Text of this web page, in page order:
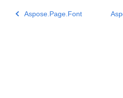
Aspose.Page.Font